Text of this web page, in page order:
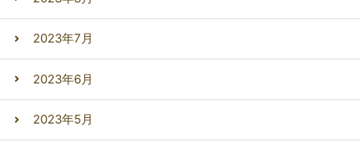
2023年7月
2023年6月
2023年5月